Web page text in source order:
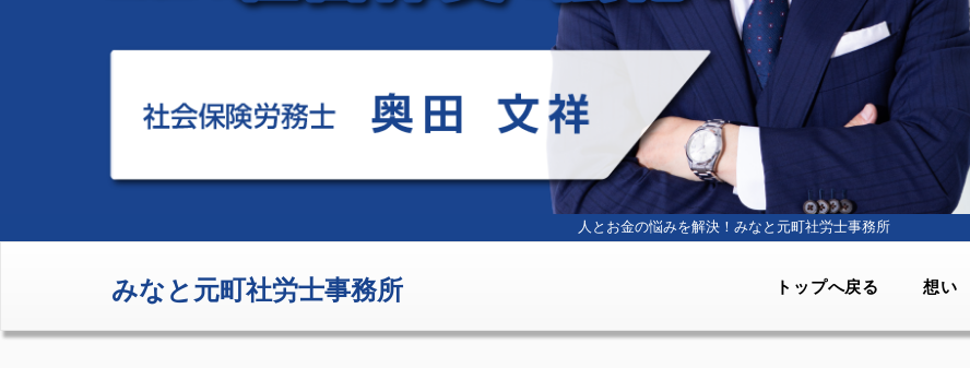
人とお金の悩みを解決！ みなと元町社労士事務所
みなと元町社労士事務所 トップへ戻る 想い